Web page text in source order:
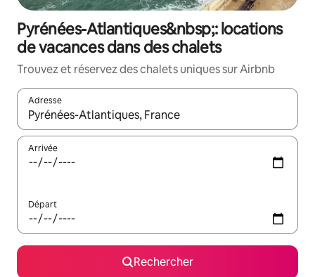
Pyrénées-Atlantiques&nbsp;: locations
de vacances dans des chalets
Trouvez et réservez des chalets uniques sur Airbnb
Adresse
Lorsque les résultats s'affichent, utilisez les flèches vers le
Arrivée
Départ
Rechercher